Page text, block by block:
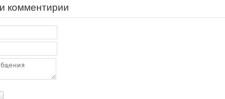
комментирии